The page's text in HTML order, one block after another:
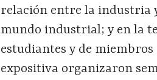
relación entre la industria
mundo industrial; y en la
estudiantes y de
expositiva organizaron